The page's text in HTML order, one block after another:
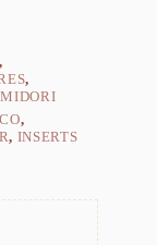
,
,
,
, INSERTS